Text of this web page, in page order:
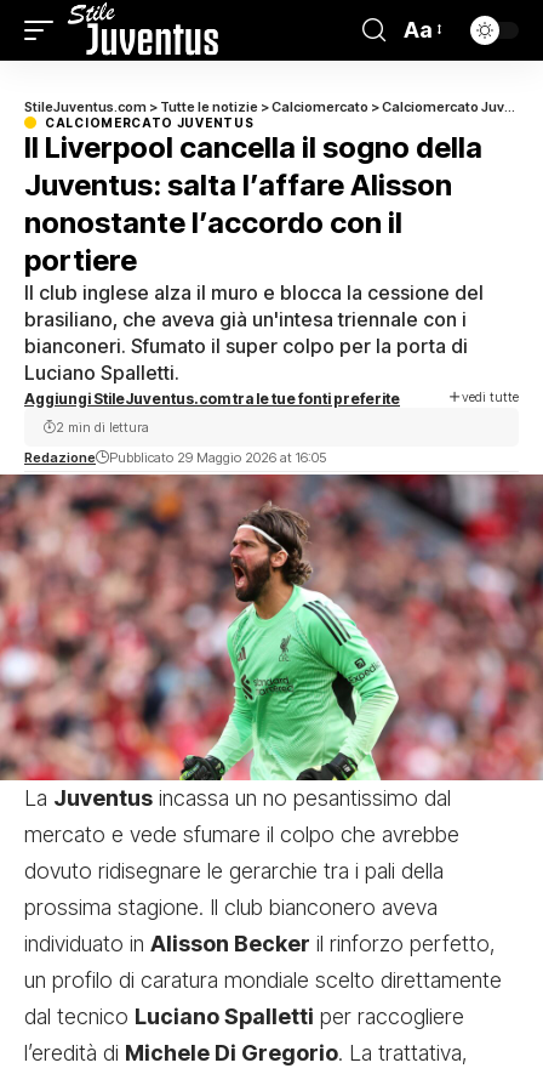
Aa
StileJuventus.com > Tutte le notizie >Calciomercato >Calciomercato Juventus
CALCIOMERCATO JUVENTUS
Il Liverpool cancella il sogno della
Juventus: salta l’affare Alisson
nonostante l’accordo con il
portiere
Il club inglese alza il muro e blocca la cessione del
brasiliano, che aveva già un'intesa triennale con i
bianconeri. Sfumato il super colpo per la porta di
Luciano Spalletti.
Aggiungi StileJuventus.com tra le tue fonti preferite vedi tutte
Redazione Pubblicato 29 Maggio 2026 at 16:05
2 min di lettura
La Juventus incassa un no pesantissimo dal
mercato e vede sfumare il colpo che avrebbe
dovuto ridisegnare le gerarchie tra i pali della
prossima stagione. Il club bianconero aveva
individuato in Alisson Becker il rinforzo perfetto,
un profilo di caratura mondiale scelto direttamente
dal tecnico Luciano Spalletti per raccogliere
l’eredità di Michele Di Gregorio. La trattativa,